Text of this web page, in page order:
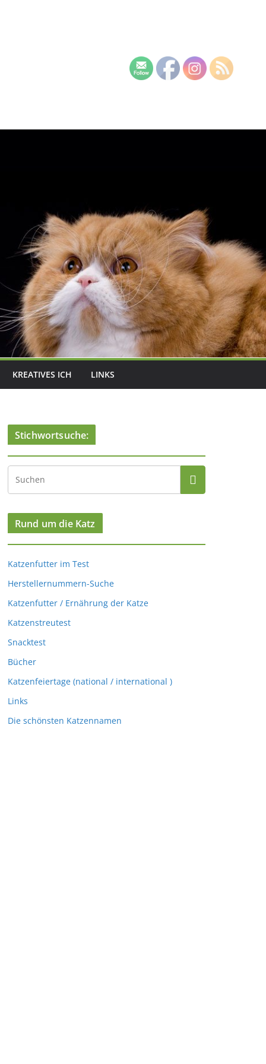
KREATIVES ICH LINKS
Stichwortsuche:
Rund um die Katz
Katzenfutter im Test
Herstellernummern-Suche
Katzenfutter / Ernährung der Katze
Katzenstreutest
Snacktest
Bücher
Katzenfeiertage (national / international )
Links
Die schönsten Katzennamen